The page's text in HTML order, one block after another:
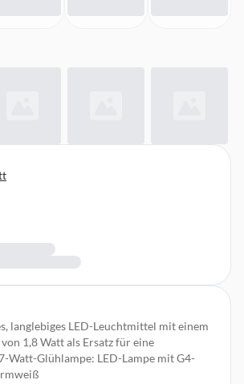
langlebiges LED-Leuchtmittel mit einem
1,8 Watt als Ersatz für eine
Watt-Glühlampe: LED-Lampe mit G4-